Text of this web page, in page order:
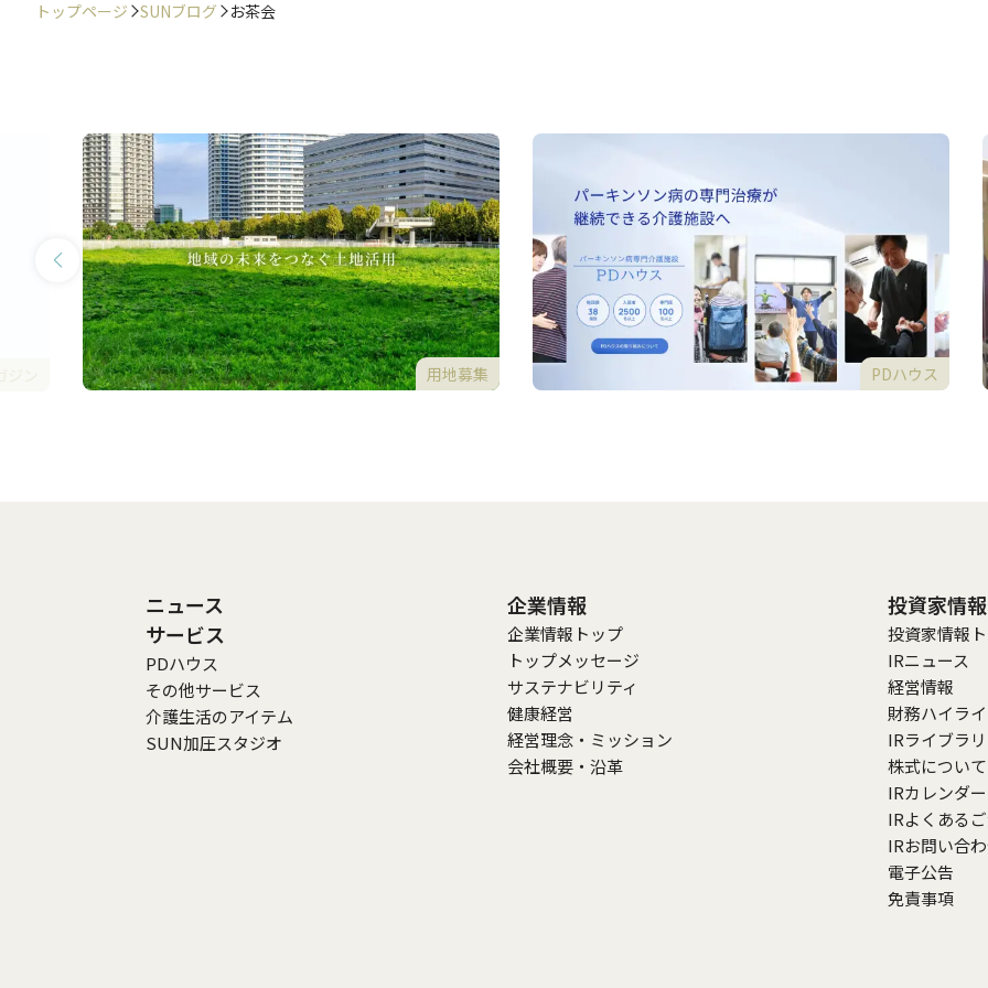
トップページ SUNブログ お茶会
用地募集 PDハウス
ニュース
サービス
PDハウス
その他サービス
介護生活のアイテム
SUN加圧スタジオ
企業情報
企業情報トップ
トップメッセージ
サステナビリティ
健康経営
経営理念・ミッション
会社概要・沿革
投資家情報
投資家情報
IRニュース
経営情報
財務ハイラ
IRライブラ
株式について
IRカレンダー
IRよくある
IRお問い合
電子公告
免責事項